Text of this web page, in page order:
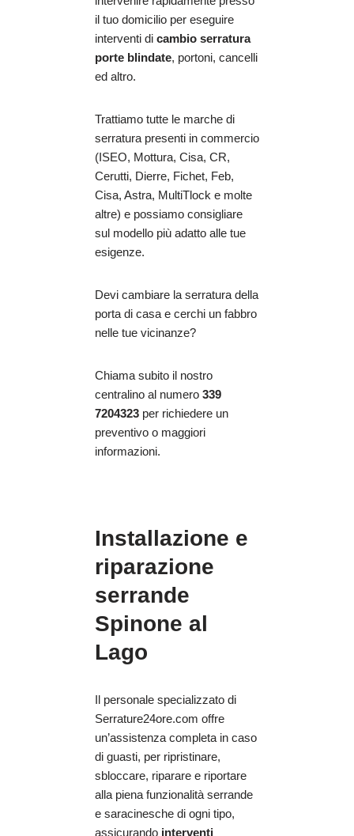
il tuo domicilio per eseguire
interventi di cambio serratura
porte blindate, portoni, cancelli
ed altro.
Trattiamo tutte le marche di
serratura presenti in commercio
(ISEO, Mottura, Cisa, CR,
Cerutti, Dierre, Fichet, Feb,
Cisa, Astra, MultiTlock e molte
altre) e possiamo consigliare
sul modello più adatto alle tue
esigenze.
Devi cambiare la serratura della
porta di casa e cerchi un fabbro
nelle tue vicinanze?
Chiama subito il nostro
centralino al numero 339
7204323 per richiedere un
preventivo o maggiori
informazioni.
Installazione e
riparazione
serrande
Spinone al
Lago
Il personale specializzato di
Serrature24ore.com offre
un’assistenza completa in caso
di guasti, per ripristinare,
sbloccare, riparare e riportare
alla piena funzionalità serrande
e saracinesche di ogni tipo,
assicurando interventi